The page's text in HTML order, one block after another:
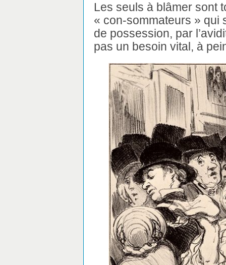
Les seuls à blâmer sont
« con-sommateurs » qui
de possession, par
pas un besoin vital, à